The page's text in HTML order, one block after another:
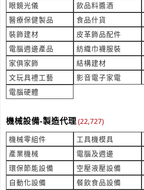
紫米糕詢價費用？
產業:伴手禮
來自:謝OO 詢價
時間:08/05 18:39
***ce970104@gmail.com
印製名片詢價費用
產業:印刷印製
來自:穏OO國OO樂OO公O 詢價
***i8902198716@gmail.com
社區對講機及遠距門禁
產業:通信節費總機
來自:蔡OO 詢價
時間:08/05 17:46
***td21@gmail.com
眼鏡光儀
飲品料醬酒
醫療保健製品
食品什貨
裝飾建材
皮革飾品配件
電腦週邊產品
紡織巾襪服裝
家俱家飾
結構建材
文玩具禮工藝
影音電子家電
電腦硬體
機械設備-製造代理(22,727)
機械零組件
工具機模具
產業機械
電腦及週邊
環保節能設備
空壓液壓設備
自動化設備
餐飲食品設備